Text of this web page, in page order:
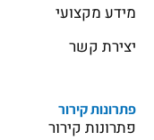
מידע מקצועי
יצירת קשר
פתרונות קירור
פתרונות קירור